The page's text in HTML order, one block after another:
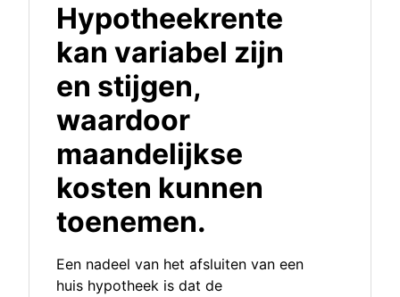
Hypotheekrente
kan variabel zijn
en stijgen,
waardoor
maandelijkse
kosten kunnen
toenemen.
Een nadeel van het afsluiten van een
huis hypotheek is dat de